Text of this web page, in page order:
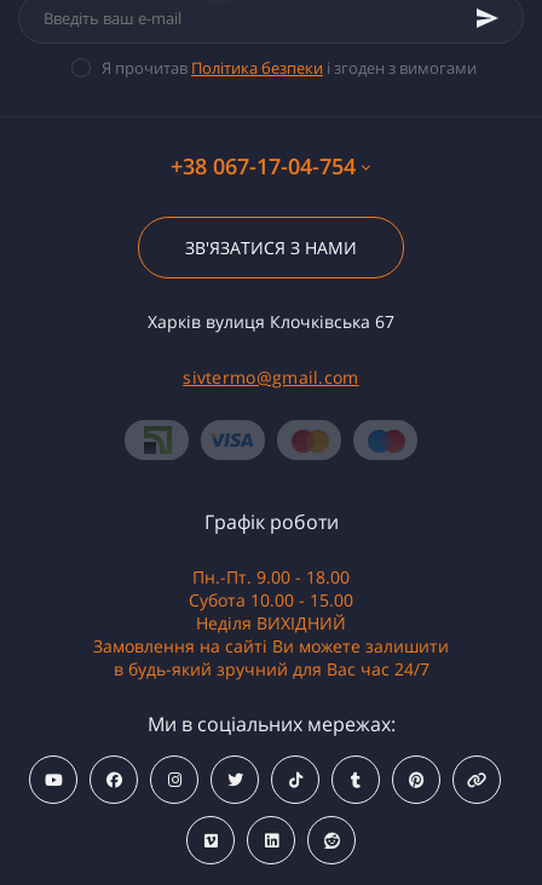
Я прочитав Політика безпеки і згоден з вимогами
+38 067-17-04-754
ЗВ'ЯЗАТИСЯ З НАМИ
Харків вулиця Клочківська 67
sivtermo@gmail.com
Графік роботи
Пн.-Пт. 9.00 - 18.00
Субота 10.00 - 15.00
Неділя ВИХІДНИЙ
Замовлення на сайті Ви можете залишити
в будь-який зручний для Вас час 24/7
Ми в соціальних мережах: